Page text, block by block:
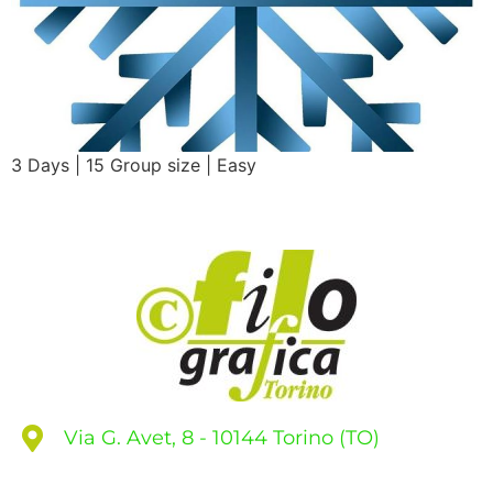
3 Days | 15 Group size | Easy
Via G. Avet, 8 - 10144 Torino (TO)